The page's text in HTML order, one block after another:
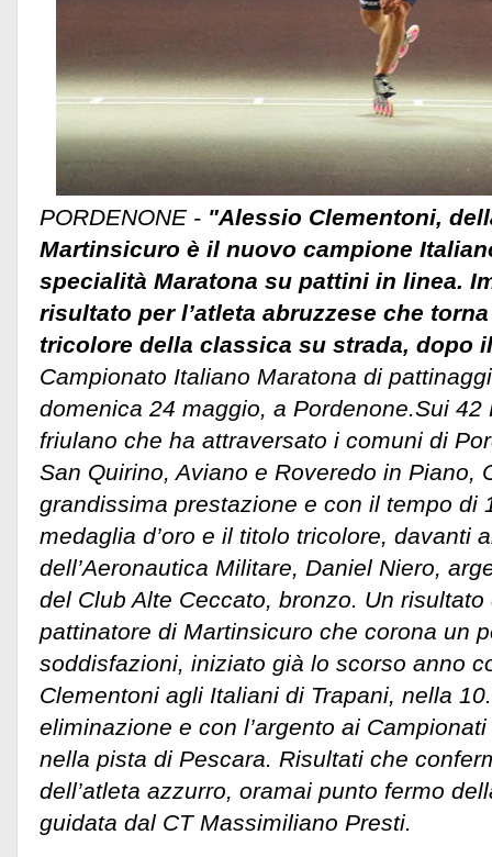
PORDENONE - "Alessio Clementoni,
Martinsicuro è il nuovo campione
specialità Maratona su pattini in linea.
risultato per l’atleta abruzzese che
tricolore della classica su strada, dopo
Campionato Italiano Maratona di
domenica 24 maggio, a Pordenone. Sui 42
friulano che ha attraversato i comuni di
San Quirino, Aviano e Roveredo in Piano,
grandissima prestazione e con il tempo di
medaglia d’oro e il titolo tricolore, davanti
dell’Aeronautica Militare, Daniel Niero,
del Club Alte Ceccato, bronzo. Un
pattinatore di Martinsicuro che corona un
soddisfazioni, iniziato già lo scorso anno
Clementoni agli Italiani di Trapani, nella
eliminazione e con l’argento ai
nella pista di Pescara. Risultati che
dell’atleta azzurro, oramai punto fermo
guidata dal CT Massimiliano Presti.